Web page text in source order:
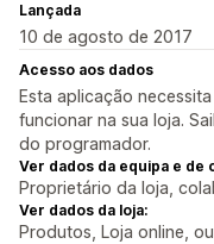
Lançada
10 de agosto de 2017
Acesso aos dados
Esta aplicação
funcionar na sua loja.
do programador.
Ver dados da equipa e de
Proprietário da loja,
Ver dados da loja:
Produtos, Loja online,